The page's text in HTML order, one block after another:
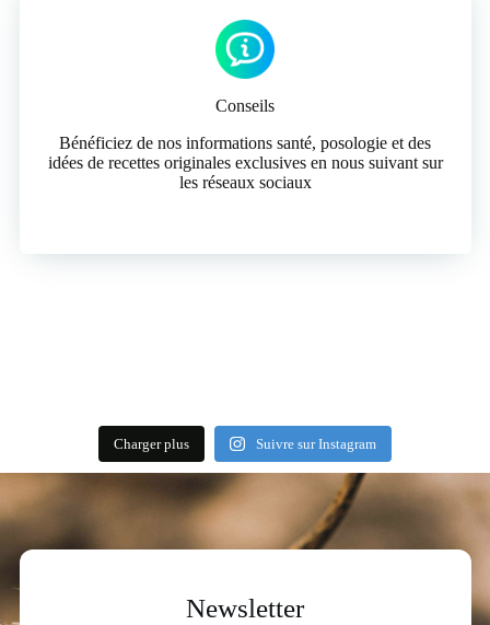
Conseils
Bénéficiez de nos informations santé, posologie et des
idées de recettes originales exclusives en nous suivant sur
les réseaux sociaux
Charger plus Suivre sur Instagram
Newsletter